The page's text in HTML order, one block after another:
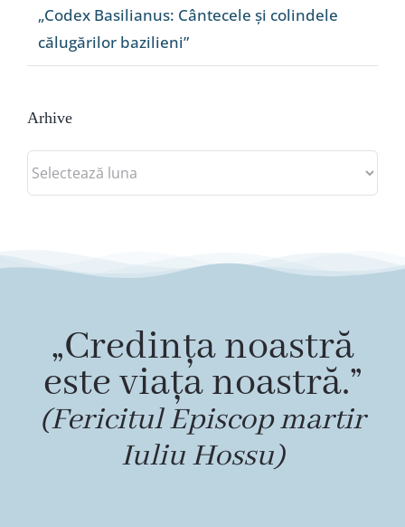
„Codex Basilianus: Cântecele și colindele
călugărilor bazilieni”
Arhive
Arhive
„Credința noastră
este viața noastră.”
(Fericitul Episcop martir
Iuliu Hossu)